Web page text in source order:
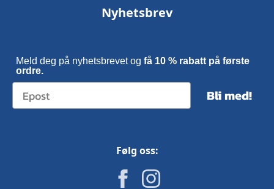
Nyhetsbrev
Meld deg på nyhetsbrevet og få 10 % rabatt på første
ordre.
Bli med!
Følg oss: